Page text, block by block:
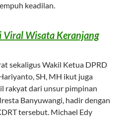
keadilan.
Viral Wisata Keranjang
sekaligus Wakil Ketua DPRD
SH, MH ikut juga
rakyat dari unsur pimpinan
Banyuwangi, hadir dengan
tersebut. Michael Edy